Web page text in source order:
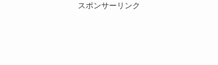
スポンサーリンク